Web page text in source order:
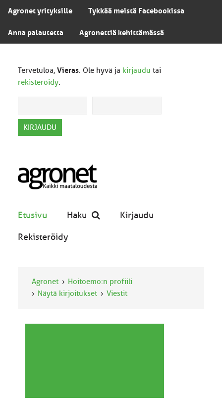
Agronet yrityksille Tykkää meistä Facebookissa
Anna palautetta Agronettiä kehittämässä
Tervetuloa, Vieras. Ole hyvä ja kirjaudu tai
rekisteröidy.
Etusivu Haku Kirjaudu
Rekisteröidy
Agronet
Hoitoemo:n profiili
Näytä kirjoitukset
Viestit